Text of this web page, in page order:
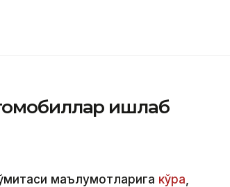
ишлаб
маълумотларига кўра